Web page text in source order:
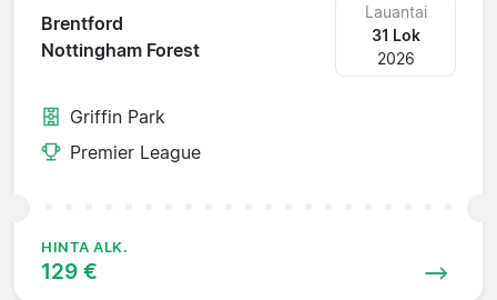
Brentford
Nottingham Forest
Lauantai
31 Lok
2026
Griffin Park
Premier League
HINTA ALK.
129 €